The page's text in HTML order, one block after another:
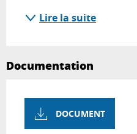
Lire la suite
Documentation
DOCUMENT